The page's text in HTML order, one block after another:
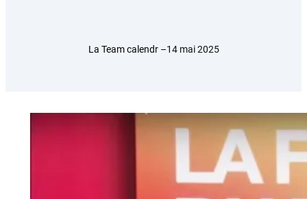
La Team calendr –14 mai 2025